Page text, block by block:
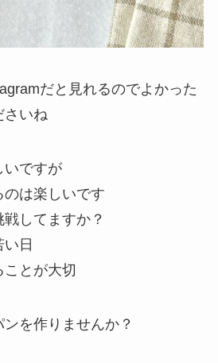
だと見れるのでよかった
さいね
いですが
は楽しいです
してますか？
日
とが大切
を作りませんか？